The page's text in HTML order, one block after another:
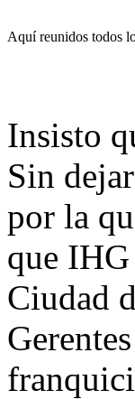
Aquí reunidos todos
Insisto
Sin
por la
que
Ciudad